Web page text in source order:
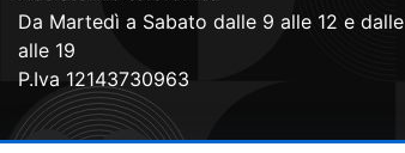
Da Martedì a Sabato dalle 9 alle 12 e
alle 19
P.Iva 12143730963